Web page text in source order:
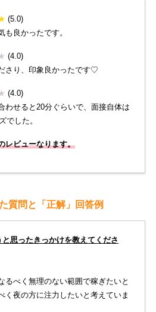
(5.0)
も良かったです。
(4.0)
さり、印象良かったです♡
(4.0)
わせると20分ぐらいで、面接自体は
でした。
レビューなります。
質問と「正解」回答例
思ったきっかけを教えてくださ
るべく無理のない範囲で稼ぎたいと
く夜の方に注力したいと考えていま